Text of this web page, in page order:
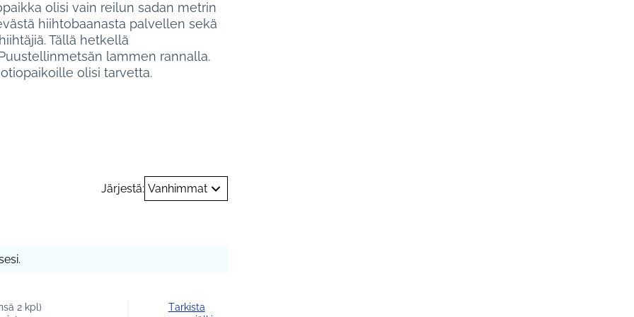
olisi vain reilun sadan metrin
hiihtobaanasta palvellen sekä
Tällä hetkellä
lammen rannalla.
olisi tarvetta.
Järjestä: Vanhimmat
2 kpl)
Tarkista